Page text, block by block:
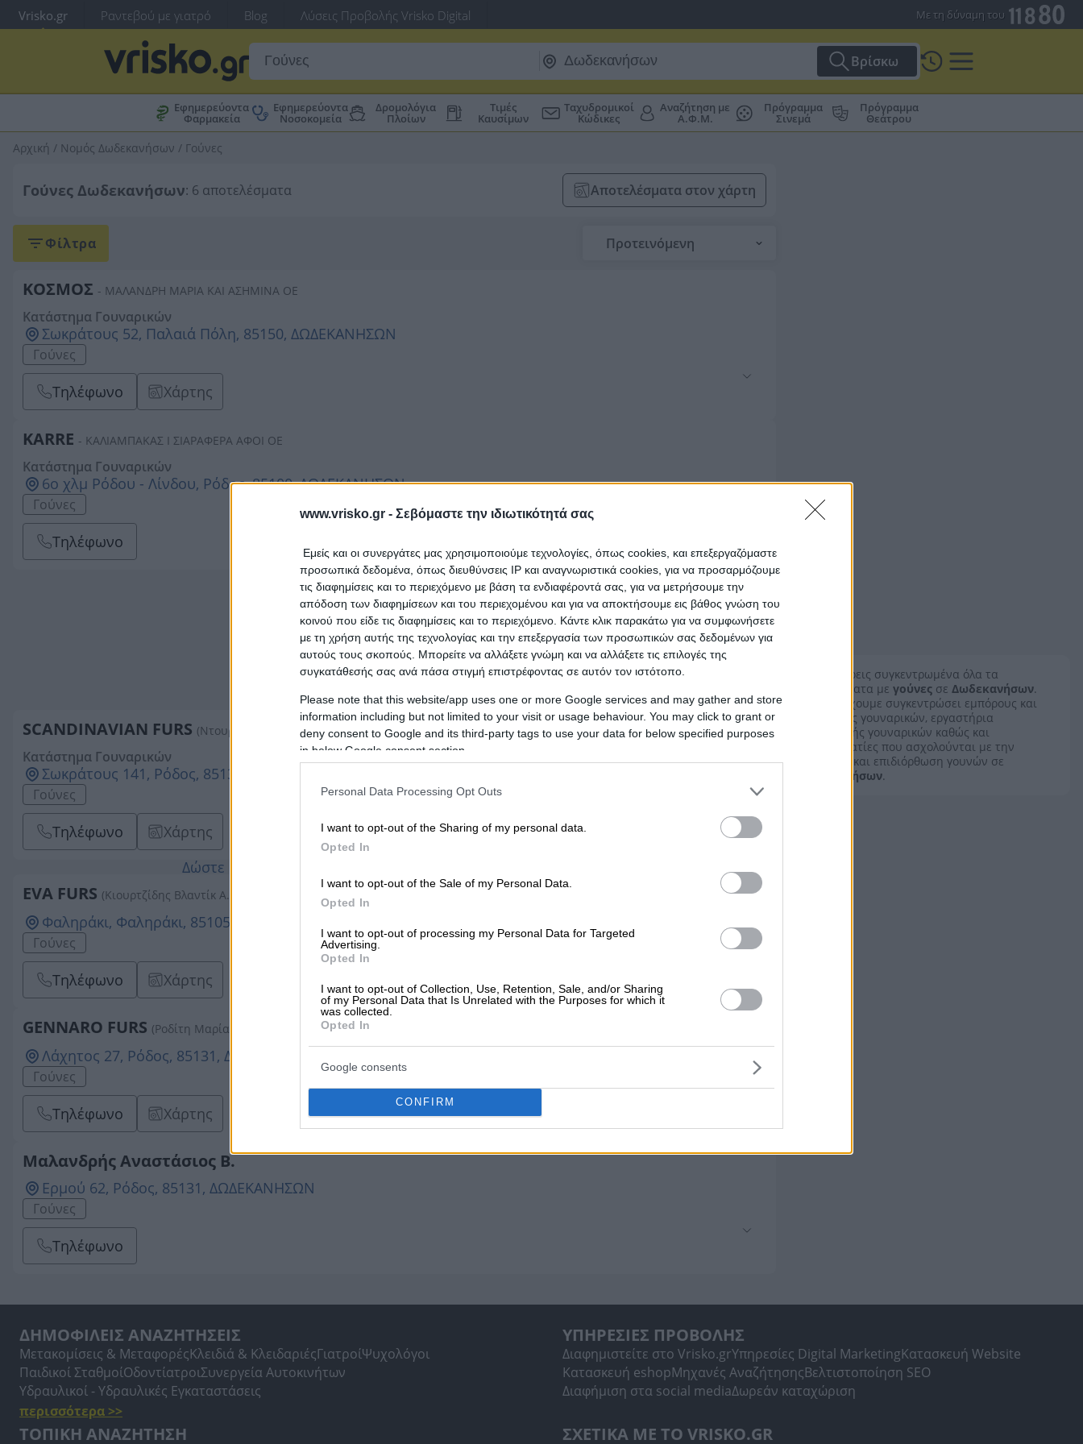
www.vrisko.gr - Σεβόμαστε την ιδιωτικότητά σας
Εμείς και οι συνεργάτες μας χρησιμοποιούμε τεχνολογίες, όπως cookies, και επεξεργαζόμαστε
προσωπικά δεδομένα, όπως διευθύνσεις IP και αναγνωριστικά cookies, για να προσαρμόζουμε
τις διαφημίσεις και το περιεχόμενο με βάση τα ενδιαφέροντά σας, για να μετρήσουμε την
απόδοση των διαφημίσεων και του περιεχομένου και για να αποκτήσουμε εις βάθος γνώση του
κοινού που είδε τις διαφημίσεις και το περιεχόμενο. Κάντε κλικ παρακάτω για να συμφωνήσετε
με τη χρήση αυτής της τεχνολογίας και την επεξεργασία των προσωπικών σας δεδομένων για
αυτούς τους σκοπούς. Μπορείτε να αλλάξετε γνώμη και να αλλάξετε τις επιλογές της
συγκατάθεσής σας ανά πάσα στιγμή επιστρέφοντας σε αυτόν τον ιστότοπο.
Please note that this website/app uses one or more Google services and may gather and store
information including but not limited to your visit or usage behaviour. You may click to grant or
deny consent to Google and its third-party tags to use your data for below specified purposes
in below Google consent section.
Personal Data Processing Opt Outs
I want to opt-out of the Sharing of my personal data.
Opted In
I want to opt-out of the Sale of my Personal Data.
Opted In
I want to opt-out of processing my Personal Data for Targeted
Advertising.
Opted In
I want to opt-out of Collection, Use, Retention, Sale, and/or Sharing
of my Personal Data that Is Unrelated with the Purposes for which it
was collected.
Opted In
Google consents
CONFIRM
Vrisko.gr Ραντεβού με γιατρό Blog Λύσεις Προβολής Vrisko Digital Με τη δύναμη του
Βρίσκω
Εφημερεύοντα
Φαρμακεία
Εφημερεύοντα
Νοσοκομεία
Δρομολόγια
Πλοίων
Τιμές
Καυσίμων
Ταχυδρομικοί
Κώδικες
Αναζήτηση με
Α.Φ.Μ.
Πρόγραμμα
Σινεμά
Πρόγραμμα
Θεάτρου
Αρχική / Νομός Δωδεκανήσων / Γούνες
Γούνες Δωδεκανήσων: 6 αποτελέσματα Αποτελέσματα στον χάρτη
Φίλτρα Προτεινόμενη
ΚΟΣΜΟΣ - ΜΑΛΑΝΔΡΗ ΜΑΡΙΑ ΚΑΙ ΑΣΗΜΙΝΑ ΟΕ
Κατάστημα Γουναρικών
Σωκράτους 52, Παλαιά Πόλη, 85150, ΔΩΔΕΚΑΝΗΣΩΝ
Γούνες
Τηλέφωνο Χάρτης
KARRE - ΚΑΛΙΑΜΠΑΚΑΣ Ι ΣΙΑΡΑΦΕΡΑ ΑΦΟΙ ΟΕ
Κατάστημα Γουναρικών
6ο χλμ Ρόδου - Λίνδου, Ρόδος, 85100, ΔΩΔΕΚΑΝΗΣΩΝ
Γούνες
Τηλέφωνο
SCANDINAVIAN FURS (Ντουρουτλής Θωμάς Χ.)
Κατάστημα Γουναρικών
Σωκράτους 141, Ρόδος, 85131, ΔΩΔΕΚΑΝΗΣΩΝ
Γούνες
Τηλέφωνο
Χάρτης
Δώστε αξία στην επιχείρησή σας!
EVA FURS (Κιουρτζίδης Βλαντίκ Α.)
Φαληράκι, Φαληράκι, 85105, ΔΩΔΕΚΑΝΗΣΩΝ
Γούνες
Τηλέφωνο Χάρτης
GENNARO FURS (Ροδίτη Μαρία)
Λάχητος 27, Ρόδος, 85131, ΔΩΔΕΚΑΝΗΣΩΝ
Γούνες
Τηλέφωνο Χάρτης
Μαλανδρής Αναστάσιος Β.
Ερμού 62, Ρόδος, 85131, ΔΩΔΕΚΑΝΗΣΩΝ
Γούνες
Τηλέφωνο
Εδώ θα βρεις συγκεντρωμένα όλα τα
καταστήματα με γούνες σε Δωδεκανήσων.
Επίσης, έχουμε συγκεντρώσει εμπόρους και
βιοτεχνίες γουναρικών, εργαστήρια
κατασκευής γουναρικών καθώς και
επαγγελματίες που ασχολούνται με την
επισκευή και επιδιόρθωση γουνών σε
Δωδεκανήσων.
ΔΗΜΟΦΙΛΕΙΣ ΑΝΑΖΗΤΗΣΕΙΣ
Μετακομίσεις & ΜεταφορέςΚλειδιά & ΚλειδαριέςΓιατροίΨυχολόγοι
Παιδικοί ΣταθμοίΟδοντίατροιΣυνεργεία Αυτοκινήτων
Υδραυλικοί - Υδραυλικές Εγκαταστάσεις
περισσότερα >>
ΥΠΗΡΕΣΙΕΣ ΠΡΟΒΟΛΗΣ
Διαφημιστείτε στο Vrisko.grΥπηρεσίες Digital MarketingΚατασκευή Website
Κατασκευή eshopΜηχανές ΑναζήτησηςΒελτιστοποίηση SEO
Διαφήμιση στα social mediaΔωρεάν καταχώριση
ΤΟΠΙΚΗ ΑΝΑΖΗΤΗΣΗ ΣΧΕΤΙΚΑ ΜΕ ΤΟ VRISKO.GR